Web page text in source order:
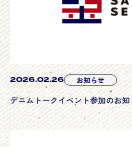
2026.02.26 お知らせ
デニムトークイベント参加のお知